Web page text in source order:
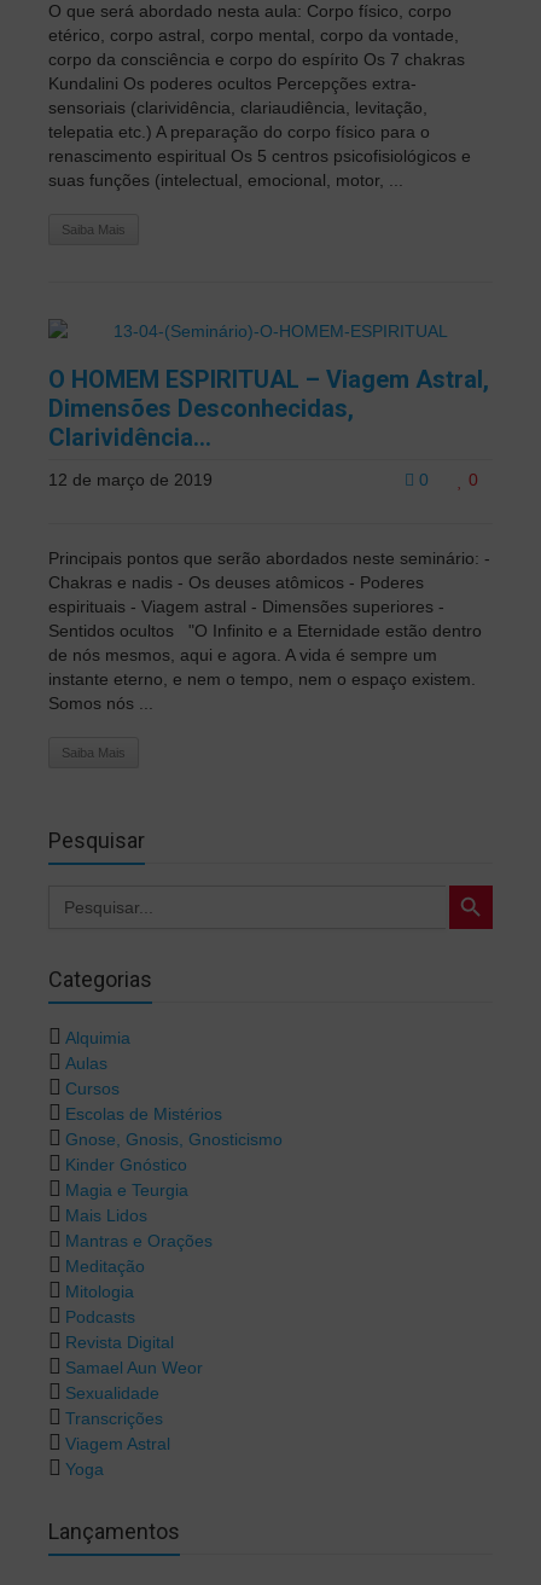
O que será abordado nesta aula: Corpo físico, corpo
etérico, corpo astral, corpo mental, corpo da vontade,
corpo da consciência e corpo do espírito Os 7 chakras
Kundalini Os poderes ocultos Percepções extra-
sensoriais (clarividência, clariaudiência, levitação,
telepatia etc.) A preparação do corpo físico para o
renascimento espiritual Os 5 centros psicofisiológicos e
suas funções (intelectual, emocional, motor, ...
Saiba Mais
O HOMEM ESPIRITUAL – Viagem Astral,
Dimensões Desconhecidas,
Clarividência…
0 0
12 de março de 2019
Principais pontos que serão abordados neste seminário: -
Chakras e nadis - Os deuses atômicos - Poderes
espirituais - Viagem astral - Dimensões superiores -
Sentidos ocultos "O Infinito e a Eternidade estão dentro
de nós mesmos, aqui e agora. A vida é sempre um
instante eterno, e nem o tempo, nem o espaço existem.
Somos nós ...
Saiba Mais
Pesquisar
for:
Search Button
Categorias
Alquimia
Aulas
Cursos
Escolas de Mistérios
Gnose, Gnosis, Gnosticismo
Kinder Gnóstico
Magia e Teurgia
Mais Lidos
Mantras e Orações
Meditação
Mitologia
Podcasts
Revista Digital
Samael Aun Weor
Sexualidade
Transcrições
Viagem Astral
Yoga
Lançamentos